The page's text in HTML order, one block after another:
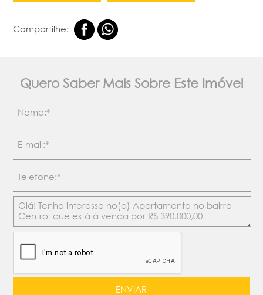
Compartilhe:
Quero Saber Mais Sobre Este Imóvel